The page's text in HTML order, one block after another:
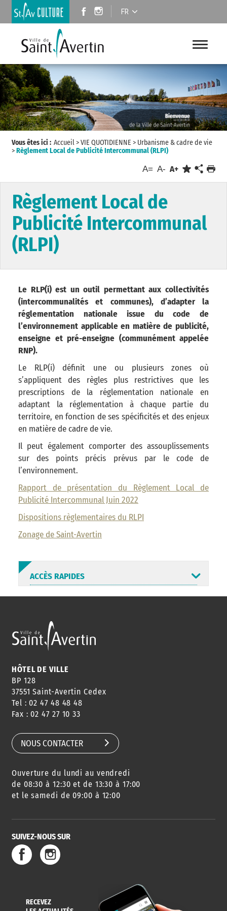
FR
Vous êtes ici : Accueil>VIE QUOTIDIENNE > Urbanisme & cadre de vie
>Règlement Local de Publicité Intercommunal (RLPI)
A= A- A+
Règlement Local de
Publicité Intercommunal
(RLPI)
Le RLP(i) est un outil permettant aux collectivités
(intercommunalités et communes), d’adapter la
réglementation nationale issue du code de
l’environnement applicable en matière de publicité,
enseigne et pré-enseigne (communément appelée
RNP).
Le RLP(i) définit une ou plusieurs zones où
s’appliquent des règles plus restrictives que les
prescriptions de la réglementation nationale en
adaptant la réglementation à chaque partie du
territoire, en fonction de ses spécificités et des enjeux
en matière de cadre de vie.
Il peut également comporter des assouplissements
sur des points précis prévus par le code de
l’environnement.
Rapport de présentation du Règlement Local de
Publicité Intercommunal Juin 2022
Dispositions règlementaires du RLPI
Zonage de Saint-Avertin
ACCÈS RAPIDES
ANNUAIRE
HORAIRES
CONSEILS
DE QUARTIER
AGENDA
DES SORTIES
URBANISME
SERVICE
DE L'EAU
HÔTEL DE VILLE
BP 128
37551 Saint-Avertin Cedex
Tel : 02 47 48 48 48
Fax : 02 47 27 10 33
NOUS CONTACTER
Ouverture du lundi au vendredi
de 08:30 à 12:30 et de 13:30 à 17:00
et le samedi de 09:00 à 12:00
SUIVEZ-NOUS SUR
RECEVEZ